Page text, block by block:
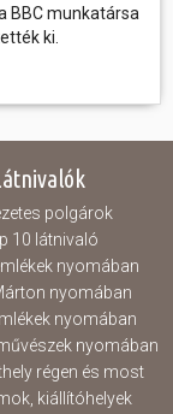
BBC munkatársa
ki.
polgárok
10 látnivaló
nyomában
nyomában
nyomában
nyomában
régen és most
kiállítóhelyek